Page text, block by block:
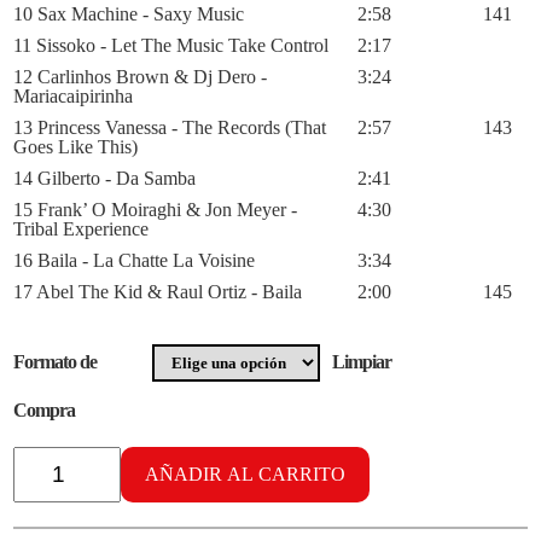
10 Sax Machine - Saxy Music 2:58
141
11 Sissoko - Let The Music Take Control
2:17
12 Carlinhos Brown & Dj Dero -
Mariacaipirinha
3:24
13 Princess Vanessa - The Records (That
Goes Like This)
2:57 143
14 Gilberto - Da Samba
2:41
15 Frank’ O Moiraghi & Jon Meyer -
Tribal Experience
4:30
16 Baila - La Chatte La Voisine
3:34
17 Abel The Kid & Raul Ortiz - Baila
2:00 145
Formato de
Compra
Limpiar
Radikal
LatinHouse
cantidad
AÑADIR AL CARRITO